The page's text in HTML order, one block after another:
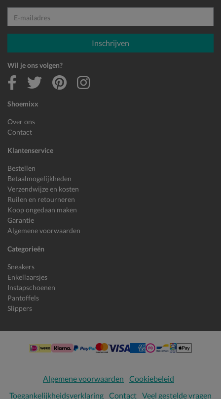
Shoemixx
Over ons
Contact
Klantenservice
Bestellen
Betaalmogelijkheden
Verzendwijze en kosten
Ruilen en retourneren
Koop ongedaan maken
Garantie
Algemene voorwaarden
Categorieën
Sneakers
Enkellaarsjes
Instapschoenen
Pantoffels
Slippers
E-mailadres
Inschrijven
Wil je ons volgen?
Algemene voorwaarden
Cookiebeleid
Toegankelijkheidsverklaring Contact Veel gestelde vragen